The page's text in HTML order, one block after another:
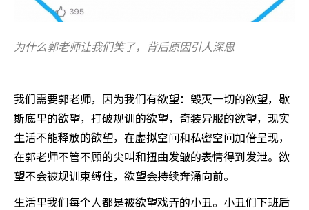
为什么郭老师让我们笑了，背后原因引人深思
我们需要郭老师，因为我们有欲望：毁灭一切的欲望，歇
斯底里的欲望，打破规训的欲望，奇装异服的欲望，现实
生活不能释放的欲望，在虚拟空间和私密空间加倍呈现，
在郭老师不管不顾的尖叫和扭曲发皱的表情得到发泄。欲
望不会被规训束缚住，欲望会持续奔涌向前。
生活里我们每个人都是被欲望戏弄的小丑。小丑们下班后